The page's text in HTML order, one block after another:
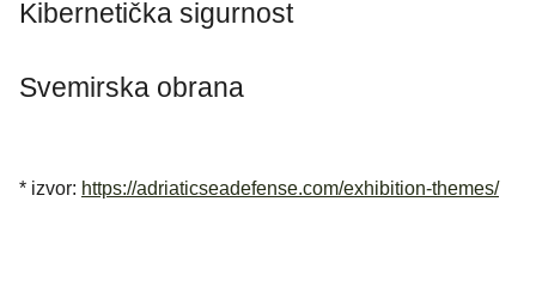
Kibernetička sigurnost
Svemirska obrana
* izvor: https://adriaticseadefense.com/exhibition-themes/